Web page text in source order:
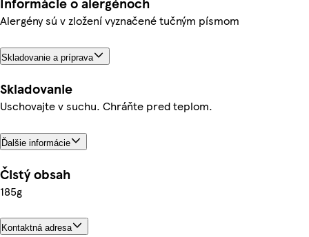
Alergény sú v zložení vyznačené tučným písmom
Skladovanie a príprava
Skladovanie
Uschovajte v suchu. Chráňte pred teplom.
Ďalšie informácie
Čistý obsah
185g
Kontaktná adresa